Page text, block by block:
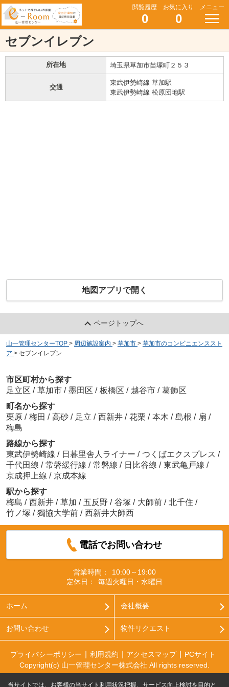
閲覧履歴
0
お気に入り
0
メニュー
セブンイレブン
所在地 埼玉県草加市苗塚町２５３
交通
東武伊勢崎線 草加駅
東武伊勢崎線 松原団地駅
地図アプリで開く
ページトップへ
山一管理センターTOP > 周辺施設案内 > 草加市 > 草加市のコンビニエンススト
ア > セブンイレブン
市区町村から探す
足立区 / 草加市 / 墨田区 / 板橋区 / 越谷市 / 葛飾区
町名から探す
栗原 / 梅田 / 高砂 / 足立 / 西新井 / 花栗 / 本木 / 島根 / 扇 /
梅島
路線から探す
東武伊勢崎線 / 日暮里舎人ライナー / つくばエクスプレス /
千代田線 / 常磐緩行線 / 常磐線 / 日比谷線 / 東武亀戸線 /
京成押上線 / 京成本線
駅から探す
梅島 / 西新井 / 草加 / 五反野 / 谷塚 / 大師前 / 北千住 /
竹ノ塚 / 獨協大学前 / 西新井大師西
電話でお問い合わせ
営業時間：
10:00～19:00
定休日：
毎週火曜日・水曜日
ホーム 会社概要
お問い合わせ 物件リクエスト
プライバシーポリシー 利用規約 アクセスマップ
PCサイト
Copyright(c) 山一管理センター株式会社 All rights reserved.
当サイトでは、お客様の当サイト利用状況把握、サービス向上検討を目的と